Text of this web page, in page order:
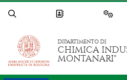
DIPARTIMENTO DI
CHIMICA
MONTANARI"